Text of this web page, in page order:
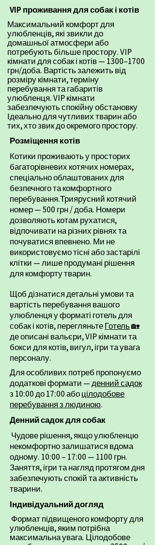
VIP проживання для собак і котів
Максимальний комфорт для
улюбленців, які звикли до
домашньої атмосфери або
потребують більше простору.VIP
кімнати для собак і котів — 1300–1700
грн/доба. Вартість залежить від
розміру кімнати, терміну
перебування та габаритів
улюбленця.VIP кімнати
забезпечують спокійну обстановку
Ідеально для чутливих тварин або
тих, хто звик до окремого простору.
Розміщення котів
Котики проживають у просторих
багаторівневих котячих номерах,
спеціально облаштованих для
безпечного та комфортного
перебування.Триярусний котячий
номер — 500 грн / доба. Номери
дозволяють котам рухатися,
відпочивати на різних рівнях та
почуватися впевнено. Ми не
використовуємо тісні або застарілі
клітки — лише продумані рішення
для комфорту тварин.
Щоб дізнатися детальні умови та
вартість перебування вашого
улюбленця у форматі готель для
собак і котів, перегляньтеГотель🏡
де описані вальєри, VIP кімнати та
бокси для котів, вигул, ігри та увага
персоналу.
Для особливих потреб пропонуємо
додаткові формати —денний садок
з 10:00 до 17:00 абоцілодобове
перебування з людиною.
Денний садок для собак
Чудове рішення, якщо улюбленцю
некомфортно залишатися вдома
одному. 10:00 – 17:00 — 1100 грн.
Заняття, ігри та нагляд протягом дня
забезпечують спокій та активність
тварини.
Індивідуальний догляд
Формат підвищеного комфорту для
улюбленців, яким потрібна
максимальна увага. Цілодобове